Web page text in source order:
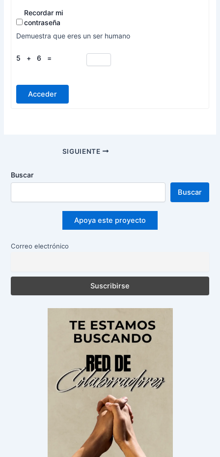
Recordar mi
contraseña
Demuestra que eres un ser humano
5 + 6 =
Acceder
entradas
SIGUIENTE
Buscar
Buscar
Apoya este proyecto
Correo electrónico